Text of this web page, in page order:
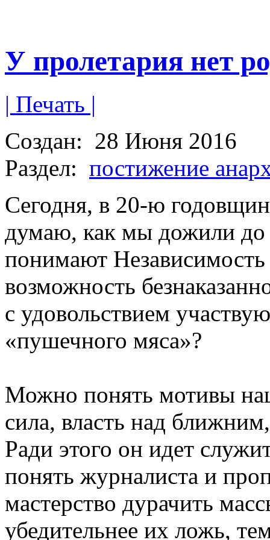
У пролетария нет
| Печать |
Создан: 28 Июня 2016
Раздел: постижение
Сегодня, в 20-ю
думаю, как мы дожили до
понимают
возможность
с удовольствием
«пушечного мяса»?
Можно понять мотивы
сила, власть над
Ради этого он идет
понять журналиста и
мастерство дурачить
убедительнее их ложь,